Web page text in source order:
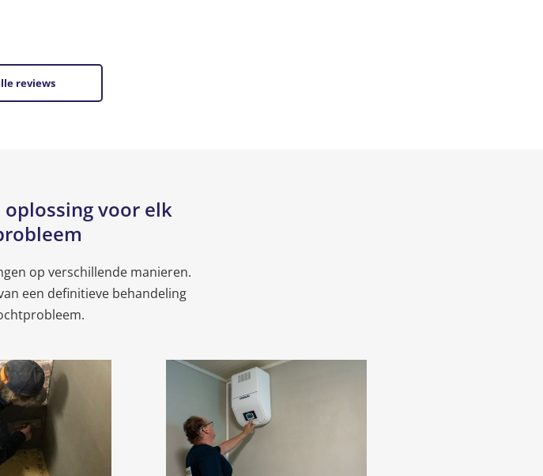
reviews
voor elk
op verschillende manieren.
een definitieve behandeling